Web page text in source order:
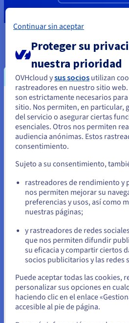
Descubra nuestra
VMware on
Public VCF as-a-Service
Public VCF as-a-Service es una
Cloud Foundation totalmente
ofrece una infraestructura
Public Cloud, powered by
Más información
Parece que está
Unidos
Si quiere hacer un pedido desde
el sitio web adecuado y crear una
Ve a la página web Estados
us.ovhcloud.com/hosted-
cloud
Inglés USD - $
Permanezca en el sitio web
Seleccione otro sitio web
Continuar sin aceptar
Proteger su
nuestra prioridad
OVHcloud ysus socios utilizan
rastreadores en nuestro sitio
son estrictamente necesarios
sitio. Nos permiten, en particular,
del servicio o asegurar ciertas
esenciales. Otros nos permiten
audiencia anónimas. Estos
consentimiento.
Sujeto a su consentimiento,
rastreadores de rendimiento y
nos permiten mejorar su
preferencias y usos, así como
nuestras páginas;
y rastreadores de redes
que nos permiten difundir
su eficacia y compartir ciertos
socios publicitarios y las redes
Puede aceptar todas las cookies,
personalizar sus opciones en
haciendo clic en el enlace
accesible al pie de página.